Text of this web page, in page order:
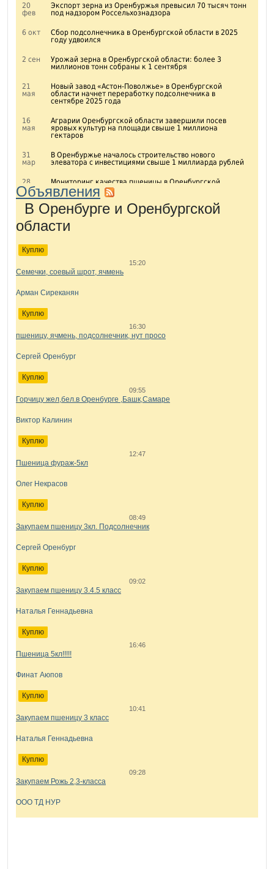
20
фев
Экспорт зерна из Оренбуржья превысил 70 тысяч тонн
под надзором Россельхознадзора
6 окт
Сбор подсолнечника в Оренбургской области в 2025
году удвоился
2 сен
Урожай зерна в Оренбургской области: более 3
миллионов тонн собраны к 1 сентября
21
мая
Новый завод «Астон-Поволжье» в Оренбургской
области начнет переработку подсолнечника в
сентябре 2025 года
16
мая
Аграрии Оренбургской области завершили посев
яровых культур на площади свыше 1 миллиона
гектаров
31
мар
В Оренбуржье началось строительство нового
элеватора с инвестициями свыше 1 миллиарда рублей
28
дек
Мониторинг качества пшеницы в Оренбургской
области: результаты нового урожая
30
окт
Уборка подсолнечника в Оренбуржье: рекордные
объемы и высокая урожайность
окт
сен
Свыше 3 млн тонн зерна у аграриев Оренбургской
области на сегодня
5 сен
Из Оренбургской области отправлено за рубеж более
54 тыс. тонн поднадзорной госветнадзору продукции
30
промпроизводство на 1,8%
Объявления
В Оренбурге и Оренбургской
области
Куплю
15:20
Семечки, соевый шрот, ячмень
Арман Сиреканян
Куплю
16:30
пшеницу, ячмень, подсолнечник, нут просо
Сергей Оренбург
Куплю
09:55
Горчицу жел,бел.в Оренбурге ,Башк,Самаре
Виктор Калинин
Куплю
12:47
Пшеница фураж-5кл
Олег Некрасов
Куплю
08:49
Закупаем пшеницу 3кл. Подсолнечник
Сергей Оренбург
Куплю
09:02
Закупаем пшеницу 3.4.5 класс
Наталья Геннадьевна
Куплю
16:46
Пшеница 5кл!!!!!
Финат Аюпов
Куплю
10:41
Закупаем пшеницу 3 класс
Наталья Геннадьевна
Куплю
09:28
Закупаем Рожь 2,3-класса
ООО ТД НУР